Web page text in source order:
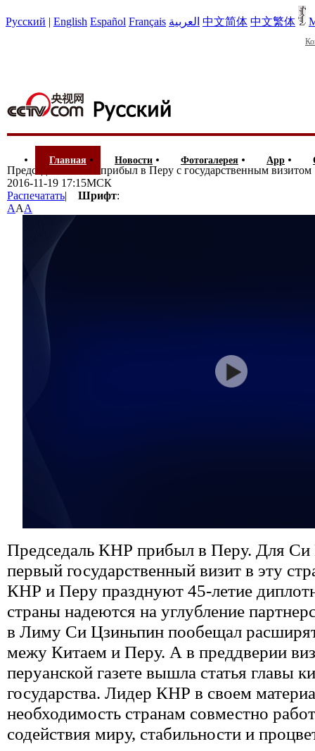
Русский | English Español Français العربية 中文简体 中文繁体
Главная Новости Фотогалерея App
Председатель КНР прибыл в Перу с государственным визитом
2016-11-19 17:15МСК
Распечатать| Шрифт:
AAA
Председаль КНР прибыл в Перу. Для Си
первый государственный визит в эту
КНР и Перу празднуют 45-летие
страны надеются на углубление
в Лиму Си Цзиньпин пообещал
межу Китаем и Перу. А в преддверии
перуанской газете вышла статья главы
государства. Лидер КНР в своем
необходимость странам совместно
содействия миру, стабильности и